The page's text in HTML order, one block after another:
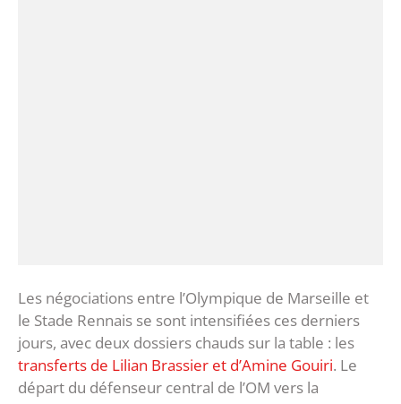
Les négociations entre l’Olympique de Marseille et
le Stade Rennais se sont intensifiées ces derniers
jours, avec deux dossiers chauds sur la table : les
transferts de Lilian Brassier et d’Amine Gouiri. Le
départ du défenseur central de l’OM vers la